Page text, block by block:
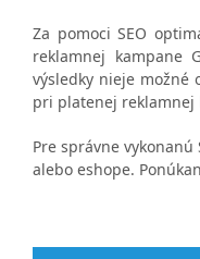
Za pomoci SEO
reklamnej kampane
výsledky nieje možné
pri platenej reklamnej
Pre správne
alebo eshope.